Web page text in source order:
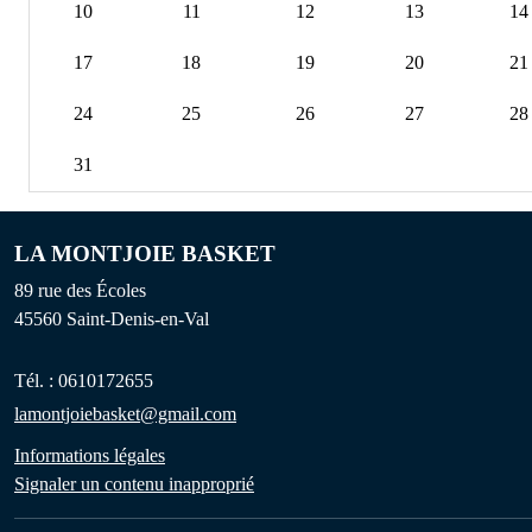
10 11 12 13 14
17 18 19 20 21
24 25 26 27 28
31
LA MONTJOIE BASKET
89 rue des Écoles
45560 Saint-Denis-en-Val
Tél. : 0610172655
lamontjoiebasket@gmail.com
Informations légales
Signaler un contenu inapproprié